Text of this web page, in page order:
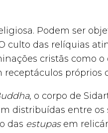
Podem ser
culto das relíquias
cristãs como o
próprios
, o corpo de
distribuídas entre
das estupasem